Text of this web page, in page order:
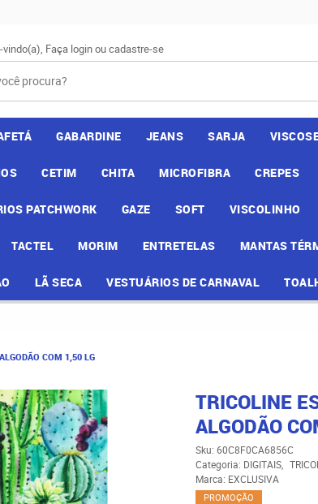
Faça loginoucadastre-se
GABARDINE JEANS SARJA
CETIM CHITA MICROFIBRA CREPES
PATCHWORK GAZE SOFT VISCOLINHO
TACTEL MORIM ENTRETELAS MANTAS
LÃ SECA VESTUÁRIOS DE CARNAVAL
COM 1,50 LG
TRICOLINE
ALGODÃO
Sku: 60C8F0CA6856C
Categoria: DIGITAIS
Marca: EXCLUSIVA
PROMOÇÃO